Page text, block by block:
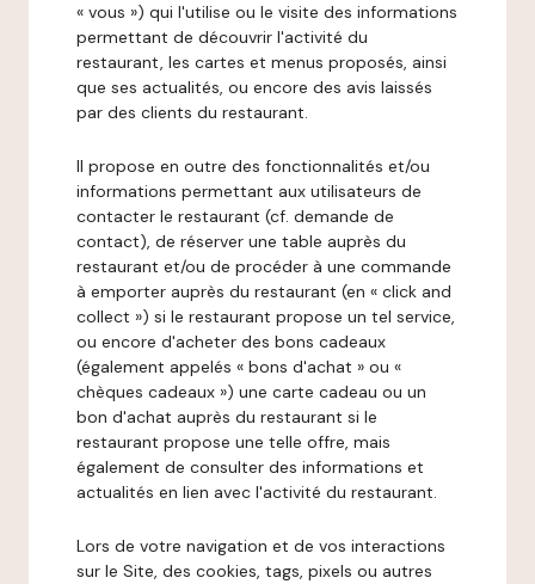
« vous ») qui l'utilise ou le visite des informations
permettant de découvrir l'activité du
restaurant, les cartes et menus proposés, ainsi
que ses actualités, ou encore des avis laissés
par des clients du restaurant.
Il propose en outre des fonctionnalités et/ou
informations permettant aux utilisateurs de
contacter le restaurant (cf. demande de
contact), de réserver une table auprès du
restaurant et/ou de procéder à une commande
à emporter auprès du restaurant (en « click and
collect ») si le restaurant propose un tel service,
ou encore d'acheter des bons cadeaux
(également appelés « bons d'achat » ou «
chèques cadeaux ») une carte cadeau ou un
bon d'achat auprès du restaurant si le
restaurant propose une telle offre, mais
également de consulter des informations et
actualités en lien avec l'activité du restaurant.
Lors de votre navigation et de vos interactions
sur le Site, des cookies, tags, pixels ou autres